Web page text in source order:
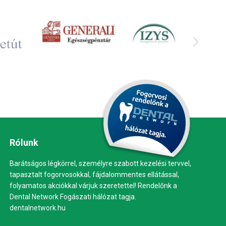
Rólunk
Barátságos légkörrel, személyre szabott kezelési tervvel,
tapasztalt fogorvosokkal, fájdalommentes ellátással,
folyamatos akciókkal várjuk szeretettel! Rendelőnk a
Dental Network Fogászati hálózat tagja.
dentalnetwork.hu